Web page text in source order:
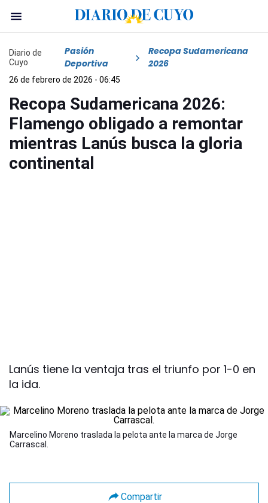
Diario de
Cuyo
Pasión
Deportiva
Recopa Sudamericana
2026
26 de febrero de 2026 - 06:45
Recopa Sudamericana 2026:
Flamengo obligado a remontar
mientras Lanús busca la gloria
continental
Lanús tiene la ventaja tras el triunfo por 1-0 en
la ida.
Marcelino Moreno traslada la pelota ante la marca de Jorge
Carrascal.
Compartir